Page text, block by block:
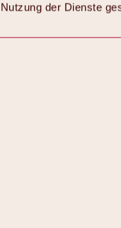
der Dienste